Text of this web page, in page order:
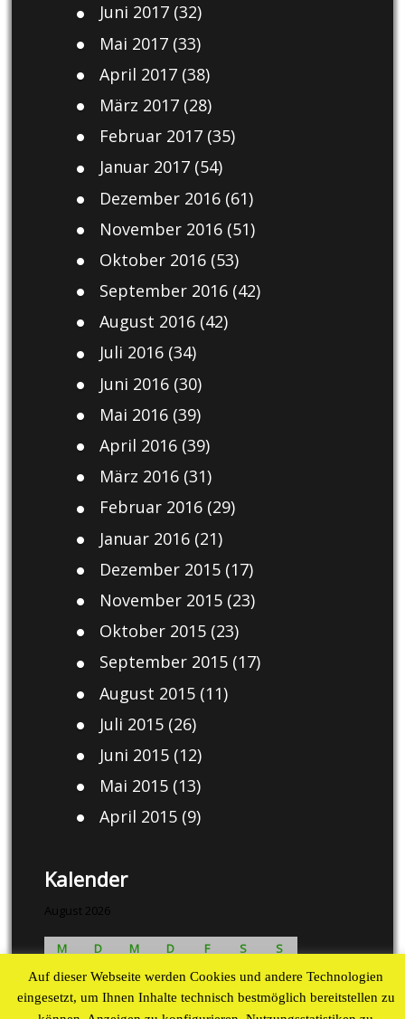
Juni 2017(32)
Mai 2017(33)
April 2017(38)
März 2017(28)
Februar 2017(35)
Januar 2017(54)
Dezember 2016(61)
November 2016(51)
Oktober 2016(53)
September 2016(42)
August 2016(42)
Juli 2016(34)
Juni 2016(30)
Mai 2016(39)
April 2016(39)
März 2016(31)
Februar 2016(29)
Januar 2016(21)
Dezember 2015(17)
November 2015(23)
Oktober 2015(23)
September 2015(17)
August 2015(11)
Juli 2015(26)
Juni 2015(12)
Mai 2015(13)
April 2015(9)
Kalender
August 2026
M D M D F S
S
1
2
3
4 5 6 7 8
9
Auf dieser Webseite werden Cookies und andere Technologien
eingesetzt, um Ihnen Inhalte technisch bestmöglich bereitstellen zu